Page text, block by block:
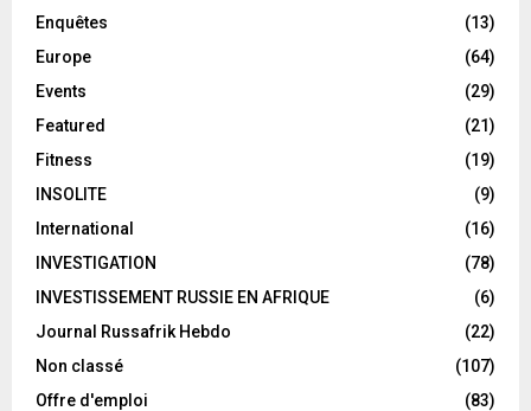
Enquêtes
(13)
Europe
(64)
Events
(29)
Featured
(21)
Fitness
(19)
INSOLITE
(9)
International
(16)
INVESTIGATION
(78)
INVESTISSEMENT RUSSIE EN AFRIQUE
(6)
Journal Russafrik Hebdo
(22)
Non classé
(107)
Offre d'emploi
(83)